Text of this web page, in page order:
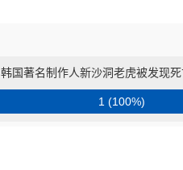
韩国著名制作人新沙洞老虎被发现
1 (100%)